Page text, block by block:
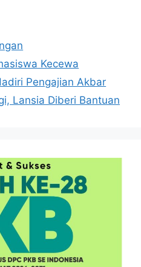
Kecewa
Pengajian Akbar
Lansia Diberi Bantuan